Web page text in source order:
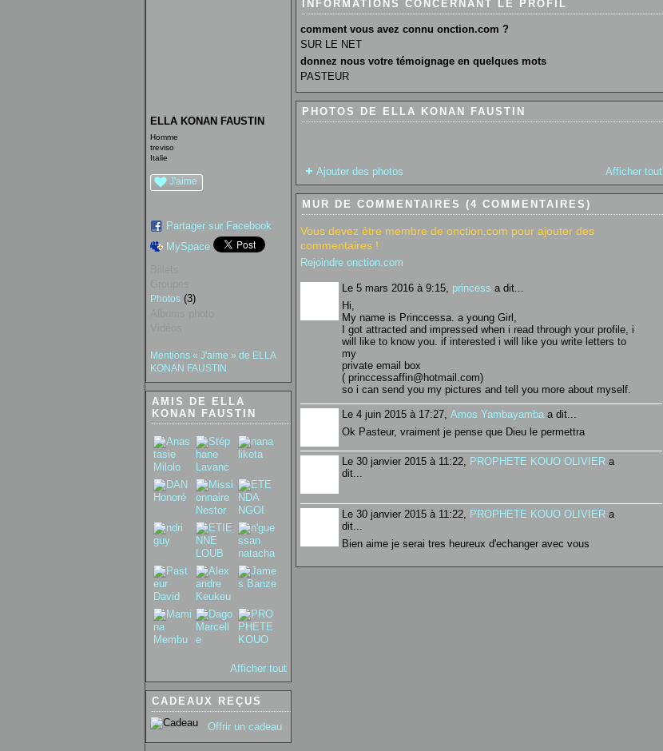
ELLA KONAN FAUSTIN
Homme
treviso
Italie
J'aime
Partager sur Facebook
MySpace
Photos (3)
Mentions « J'aime » de ELLA
KONAN FAUSTIN
AMIS DE ELLA
KONAN FAUSTIN
Afficher tout
CADEAUX REÇUS
Offrir un cadeau
INFORMATIONS CONCERNANT LE PROFIL
comment vous avez connu onction.com ?
SUR LE NET
donnez nous votre témoignage en quelques mots
PASTEUR
PHOTOS DE ELLA KONAN FAUSTIN
Ajouter des photos Afficher tout
MUR DE COMMENTAIRES (4 COMMENTAIRES)
Vous devez être membre de onction.com pour ajouter des
commentaires !
Rejoindre onction.com
Le 5 mars 2016 à 9:15, princess a dit...
Hi,
My name is Princcessa. a young Girl,
I got attracted and impressed when i read through your profile, i
will like to know you. if interested i will like you write letters to
my
private email box
( princcessaffin@hotmail.com)
so i can send you my pictures and tell you more about myself.
Le 4 juin 2015 à 17:27, Amos Yambayamba a dit...
Ok Pasteur, vraiment je pense que Dieu le permettra
Le 30 janvier 2015 à 11:22, PROPHETE KOUO OLIVIER a
dit...
Le 30 janvier 2015 à 11:22, PROPHETE KOUO OLIVIER a
dit...
Bien aime je serai tres heureux d'echanger avec vous